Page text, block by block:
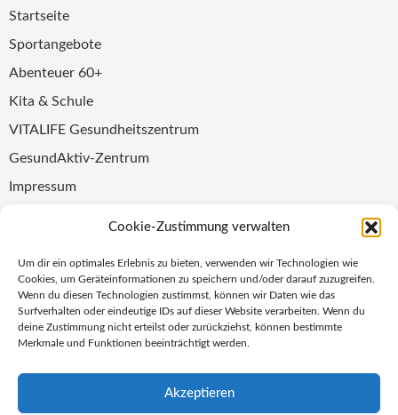
Cookie-Zustimmung verwalten
Um dir ein optimales Erlebnis zu bieten, verwenden wir Technologien wie
Cookies, um Geräteinformationen zu speichern und/oder darauf zuzugreifen.
Wenn du diesen Technologien zustimmst, können wir Daten wie das
Surfverhalten oder eindeutige IDs auf dieser Website verarbeiten. Wenn du
deine Zustimmung nicht erteilst oder zurückziehst, können bestimmte
Merkmale und Funktionen beeinträchtigt werden.
Akzeptieren
Startseite
Sportangebote
Abenteuer 60+
Kita & Schule
VITALIFE Gesundheitszentrum
GesundAktiv-Zentrum
Impressum
Newsletter abonnieren ZUR ANMELDUNG